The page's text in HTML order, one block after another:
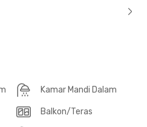
Kamar Mandi Dalam
Balkon/Teras